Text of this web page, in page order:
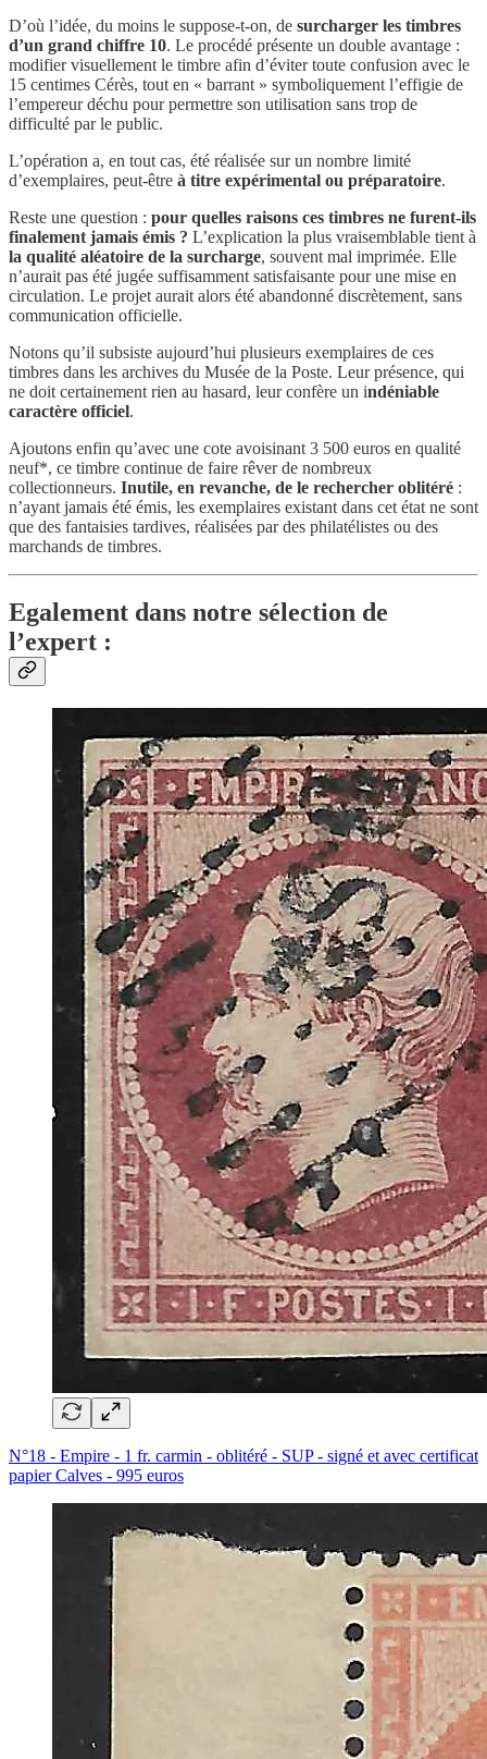
D’où l’idée, du moins le suppose-t-on, de surcharger les timbres
d’un grand chiffre 10. Le procédé présente un double avantage :
modifier visuellement le timbre afin d’éviter toute confusion avec le
15 centimes Cérès, tout en « barrant » symboliquement l’effigie de
l’empereur déchu pour permettre son utilisation sans trop de
difficulté par le public.
L’opération a, en tout cas, été réalisée sur un nombre limité
d’exemplaires, peut-être à titre expérimental ou préparatoire.
Reste une question : pour quelles raisons ces timbres ne furent-ils
finalement jamais émis ? L’explication la plus vraisemblable tient à
la qualité aléatoire de la surcharge, souvent mal imprimée. Elle
n’aurait pas été jugée suffisamment satisfaisante pour une mise en
circulation. Le projet aurait alors été abandonné discrètement, sans
communication officielle.
Notons qu’il subsiste aujourd’hui plusieurs exemplaires de ces
timbres dans les archives du Musée de la Poste. Leur présence, qui
ne doit certainement rien au hasard, leur confère un indéniable
caractère officiel.
Ajoutons enfin qu’avec une cote avoisinant 3 500 euros en qualité
neuf*, ce timbre continue de faire rêver de nombreux
collectionneurs. Inutile, en revanche, de le rechercher oblitéré :
n’ayant jamais été émis, les exemplaires existant dans cet état ne sont
que des fantaisies tardives, réalisées par des philatélistes ou des
marchands de timbres.
Egalement dans notre sélection de
l’expert :
N°18 - Empire - 1 fr. carmin - oblitéré - SUP - signé et avec certificat
papier Calves - 995 euros